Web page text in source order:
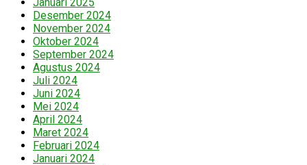
Desember 2024
November 2024
Oktober 2024
September 2024
Agustus 2024
Juli 2024
Juni 2024
Mei 2024
April 2024
Maret 2024
Februari 2024
Januari 2024